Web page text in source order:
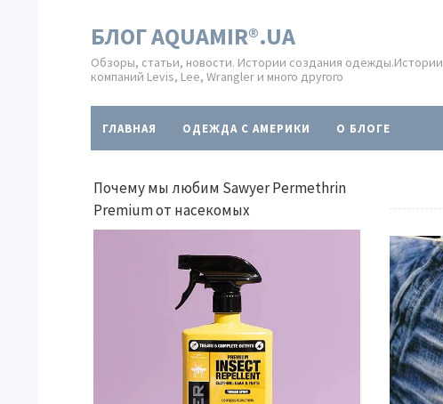
БЛОГ AQUAMIR®.UA
Обзоры, статьи, новости. Истории создания одежды.Истории
компаний Levis, Lee, Wrangler и много другого
ГЛАВНАЯ ОДЕЖДА С АМЕРИКИ O БЛОГЕ
Почему мы любим Sawyer Permethrin
Premium от насекомых